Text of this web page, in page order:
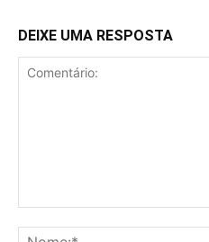
DEIXE UMA RESPOSTA